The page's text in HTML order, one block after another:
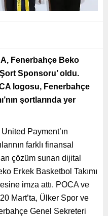
Fenerbahçe Beko
Sponsoru’ oldu.
logosu, Fenerbahçe
şortlarında yer
Payment’ın
farklı finansal
çözüm sunan dijital
Erkek Basketbol Takımı
imza attı. POCA ve
Mart’ta, Ülker Spor ve
Genel Sekreteri